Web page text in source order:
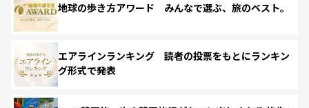
地球の歩き方アワード みんなで選ぶ、旅のベスト。
エアラインランキング 読者の投票をもとにランキン
グ形式で発表